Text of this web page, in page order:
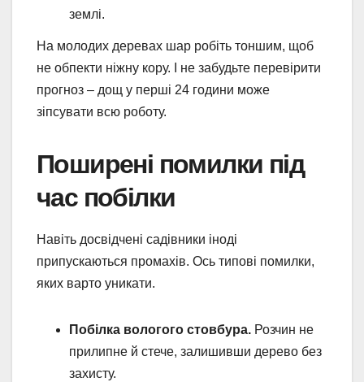
землі.
На молодих деревах шар робіть тоншим, щоб
не обпекти ніжну кору. І не забудьте перевірити
прогноз – дощ у перші 24 години може
зіпсувати всю роботу.
Поширені помилки під
час побілки
Навіть досвідчені садівники іноді
припускаються промахів. Ось типові помилки,
яких варто уникати.
Побілка вологого стовбура. Розчин не
прилипне й стече, залишивши дерево без
захисту.